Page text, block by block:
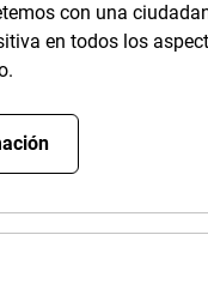
con una
en todos los